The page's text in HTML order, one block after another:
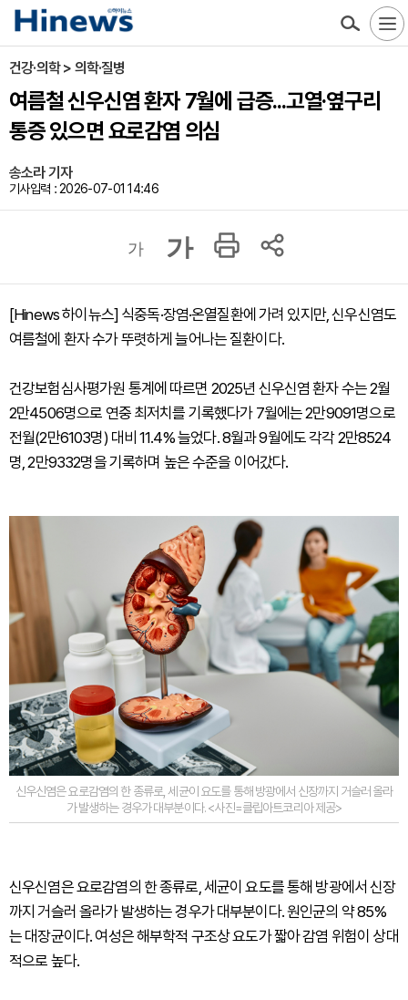
건강·의학 > 의학·질병
여름철 신우신염 환자 7월에 급증...고열·옆구리
통증 있으면 요로감염 의심
송소라 기자
기사입력 : 2026-07-01 14:46
가 가
[Hinews 하이뉴스] 식중독·장염·온열질환에 가려 있지만, 신우신염도
여름철에 환자 수가 뚜렷하게 늘어나는 질환이다.
건강보험심사평가원 통계에 따르면 2025년 신우신염 환자 수는 2월
2만4506명으로 연중 최저치를 기록했다가 7월에는 2만9091명으로
전월(2만6103명) 대비 11.4% 늘었다. 8월과 9월에도 각각 2만8524
명, 2만9332명을 기록하며 높은 수준을 이어갔다.
신우신염은 요로감염의 한 종류로, 세균이 요도를 통해 방광에서 신장까지 거슬러 올라
가 발생하는 경우가 대부분이다. <사진=클립아트코리아 제공>
신우신염은 요로감염의 한 종류로, 세균이 요도를 통해 방광에서 신장
까지 거슬러 올라가 발생하는 경우가 대부분이다. 원인균의 약 85%
는 대장균이다. 여성은 해부학적 구조상 요도가 짧아 감염 위험이 상대
적으로 높다.